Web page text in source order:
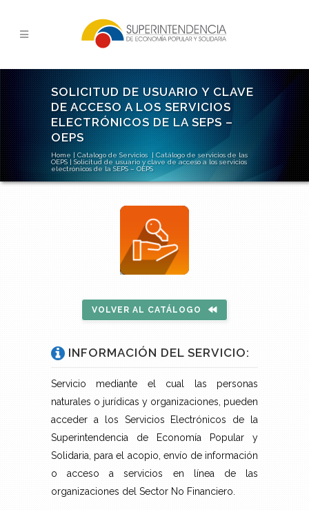
SOLICITUD DE USUARIO Y CLAVE
DE ACCESO A LOS SERVICIOS
ELECTRÓNICOS DE LA SEPS –
OEPS
Home | Catalogo de Servicios | Catálogo de servicios de las
OEPS | Solicitud de usuario y clave de acceso a los servicios
electrónicos de la SEPS – OEPS
VOLVER AL CATÁLOGO
INFORMACIÓN DEL SERVICIO:
Servicio mediante el cual las personas
naturales o jurídicas y organizaciones, pueden
acceder a los Servicios Electrónicos de la
Superintendencia de Economía Popular y
Solidaria, para el acopio, envío de información
o acceso a servicios en línea de las
organizaciones del Sector No Financiero.